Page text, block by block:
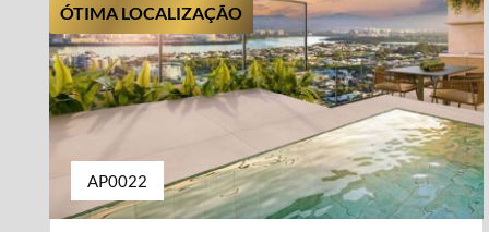
ÓTIMA LOCALIZAÇÃO
AP0022